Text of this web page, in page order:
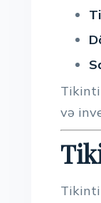
Tikinti
və
Tikinti